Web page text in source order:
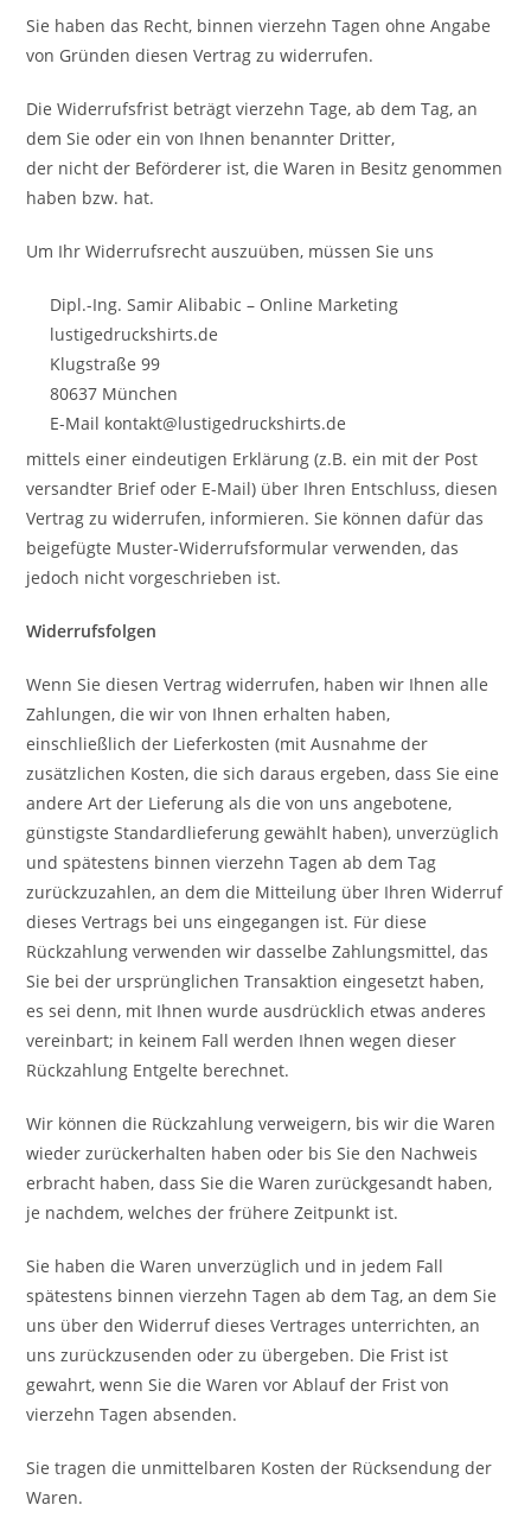
Sie haben das Recht, binnen vierzehn Tagen ohne Angabe
von Gründen diesen Vertrag zu widerrufen.
Die Widerrufsfrist beträgt vierzehn Tage, ab dem Tag, an
dem Sie oder ein von Ihnen benannter Dritter,
der nicht der Beförderer ist, die Waren in Besitz genommen
haben bzw. hat.
Um Ihr Widerrufsrecht auszuüben, müssen Sie uns
Dipl.-Ing. Samir Alibabic – Online Marketing
lustigedruckshirts.de
Klugstraße 99
80637 München
E-Mail kontakt@lustigedruckshirts.de
mittels einer eindeutigen Erklärung (z.B. ein mit der Post
versandter Brief oder E-Mail) über Ihren Entschluss, diesen
Vertrag zu widerrufen, informieren. Sie können dafür das
beigefügte Muster-Widerrufsformular verwenden, das
jedoch nicht vorgeschrieben ist.
Widerrufsfolgen
Wenn Sie diesen Vertrag widerrufen, haben wir Ihnen alle
Zahlungen, die wir von Ihnen erhalten haben,
einschließlich der Lieferkosten (mit Ausnahme der
zusätzlichen Kosten, die sich daraus ergeben, dass Sie eine
andere Art der Lieferung als die von uns angebotene,
günstigste Standardlieferung gewählt haben), unverzüglich
und spätestens binnen vierzehn Tagen ab dem Tag
zurückzuzahlen, an dem die Mitteilung über Ihren Widerruf
dieses Vertrags bei uns eingegangen ist. Für diese
Rückzahlung verwenden wir dasselbe Zahlungsmittel, das
Sie bei der ursprünglichen Transaktion eingesetzt haben,
es sei denn, mit Ihnen wurde ausdrücklich etwas anderes
vereinbart; in keinem Fall werden Ihnen wegen dieser
Rückzahlung Entgelte berechnet.
Wir können die Rückzahlung verweigern, bis wir die Waren
wieder zurückerhalten haben oder bis Sie den Nachweis
erbracht haben, dass Sie die Waren zurückgesandt haben,
je nachdem, welches der frühere Zeitpunkt ist.
Sie haben die Waren unverzüglich und in jedem Fall
spätestens binnen vierzehn Tagen ab dem Tag, an dem Sie
uns über den Widerruf dieses Vertrages unterrichten, an
uns zurückzusenden oder zu übergeben. Die Frist ist
gewahrt, wenn Sie die Waren vor Ablauf der Frist von
vierzehn Tagen absenden.
Sie tragen die unmittelbaren Kosten der Rücksendung der
Waren.